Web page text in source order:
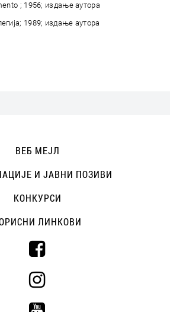
; 1956; издање аутора
1989; издање аутора
ВЕБ МЕЈЛ
И ЈАВНИ ПОЗИВИ
КОНКУРСИ
ЛИНКОВИ